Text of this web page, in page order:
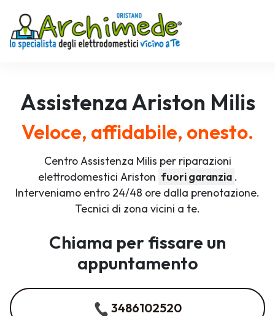
AssistenzaAriston Milis
Veloce, affidabile, onesto.
Centro Assistenza Milis per riparazioni
elettrodomestici Ariston fuori garanzia .
Interveniamo entro 24/48 ore dalla prenotazione.
Tecnici di zona vicini a te.
Chiama per fissare un
appuntamento
3486102520